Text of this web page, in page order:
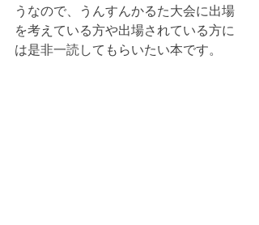
うなので、うんすんかるた大会に出場
を考えている方や出場されている方に
は是非一読してもらいたい本です。